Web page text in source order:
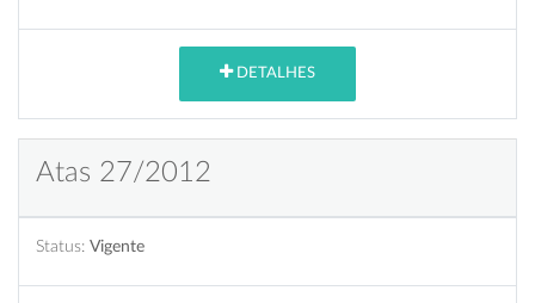
DETALHES
Atas 27/2012
Status: Vigente